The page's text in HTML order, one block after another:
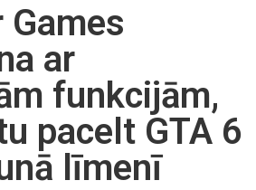
ar
funkcijām,
pacelt GTA 6
līmenī